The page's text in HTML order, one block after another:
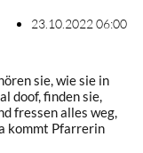
23.10.2022 06:00
sie, wie sie in
doof, finden sie,
fressen alles weg,
kommt Pfarrerin